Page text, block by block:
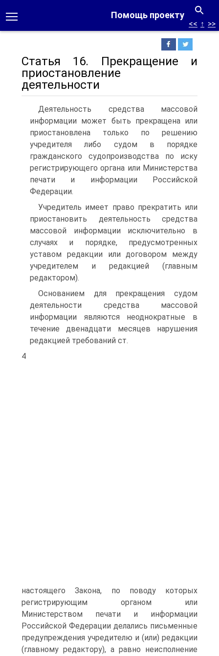
Помощь проекту
<< ↑ >>
Статья 16. Прекращение и
приостановление
деятельности
Деятельность средства массовой
информации может быть прекращена или
приостановлена только по решению
учредите­ля либо судом в порядке
гражданского судопроизводства по иску
регистрирующего органа или Министерства
печати и ин­формации Российской
Федерации.
Учредитель имеет право прекратить или
приостановить дея­тельность средства
массовой информации исключительно в
случаях и порядке, предусмотренных
уставом редакции или дого­вором между
учредителем и редакцией (главным
редактором).
Основанием для прекращения судом
деятельности средства массовой
информации являются неоднократные в
течение две­надцати месяцев нарушения
редакцией требований ст.
4
насто­ящего Закона, по поводу которых
регистрирующим органом или
Министерством печати и информации
Российской Федера­ции делались письменные
предупреждения учредителю и (или) редакции
(главному редактору), а равно неисполнение